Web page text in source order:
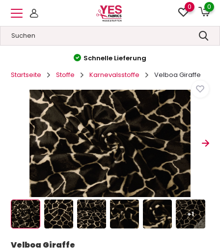
0 0
Hohe Qualität&Niedrige Preise
Startseite
Stoffe Karnevalsstoffe Velboa Giraffe
+1
Velboa Giraffe